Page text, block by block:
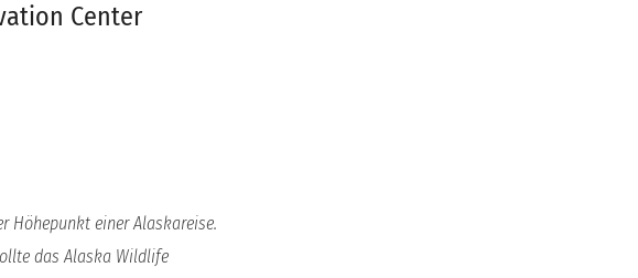
Center
Höhepunkt einer Alaskareise.
das Alaska Wildlife